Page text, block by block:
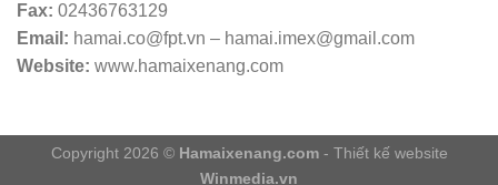
Fax: 02436763129
Email: hamai.co@fpt.vn – hamai.imex@gmail.com
Website: www.hamaixenang.com
Copyright 2026 © Hamaixenang.com- Thiết kế website
Winmedia.vn